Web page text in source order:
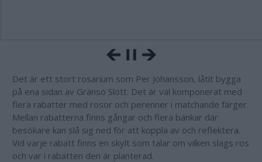
Det är ett stort rosarium som Per Johansson, låtit bygga
på ena sidan av Gränsö Slott. Det är väl komponerat med
flera rabatter med rosor och perenner i matchande färger.
Mellan rabatterna finns gångar och flera bänkar där
besökare kan slå sig ned för att koppla av och reflektera.
Vid varje rabatt finns en skylt som talar om vilken slags ros
och var i rabatten den är planterad.